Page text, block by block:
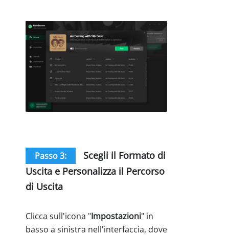
Passo 3:
Scegli il Formato di
Uscita e Personalizza il Percorso
di Uscita
Clicca sull'icona "Impostazioni" in
basso a sinistra nell'interfaccia, dove